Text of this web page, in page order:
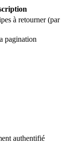
à retourner (par
pagination
authentifié